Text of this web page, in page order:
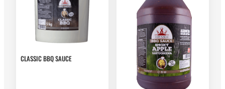
CLASSIC BBQ SAUCE